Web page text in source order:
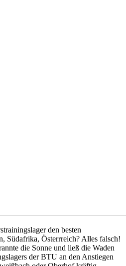
den besten
Südafrika, Österrreich? Alles falsch!
die Sonne und ließ die Waden
der BTU an den Anstiegen